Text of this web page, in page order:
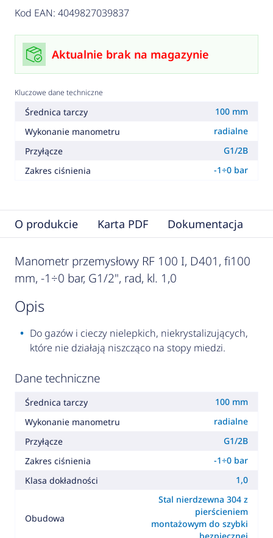
Kod EAN: 4049827039837
Aktualnie brak na magazynie
Kluczowe dane techniczne
Średnica tarczy
100 mm
Wykonanie manometru
radialne
Przyłącze
G1/2B
Zakres ciśnienia
-1÷0 bar
O produkcie Karta PDF Dokumentacja
Manometr przemysłowy RF 100 I, D401, fi100
mm, -1÷0 bar, G1/2", rad, kl. 1,0
opis
Do gazów i cieczy nielepkich, niekrystalizujących,
które nie działają niszcząco na stopy miedzi.
Dane techniczne
Średnica tarczy
100 mm
Wykonanie manometru
radialne
Przyłącze
G1/2B
Zakres ciśnienia
-1÷0 bar
Klasa dokładności
1,0
Obudowa
Stal nierdzewna 304 z
pierścieniem
montażowym do szybki